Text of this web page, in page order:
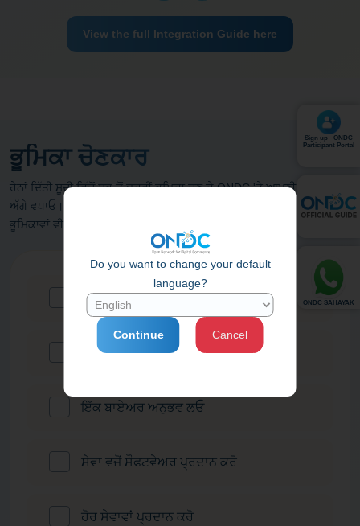
Do you want to change your default
language?
Continue Cancel
View the full Integration Guide here
ਭੂਮਿਕਾ ਚੋਣਕਾਰ
ਹੇਠਾਂ ਦਿੱਤੀ ਸੂਚੀ ਵਿੱਚੋਂ ਸਭ ਤੋਂ ਢੁਕਵੀਂ ਭੂਮਿਕਾ ਚੁਣ ਕੇ ONDC 'ਤੇ ਆਪਣੀ ਯਾਤਰਾ ਨੂੰ
ਅੱਗੇ ਵਧਾਓ। ਤੁਸੀਂ ਆਪਣੀਆਂ ਯੋਗਤਾਵਾਂ, ਪੇਸ਼ਕਸ਼ਾਂ ਅਤੇ ਇੱਛਾ ਦੇ ਆਧਾਰ 'ਤੇ ਕਈ
ਭੂਮਿਕਾਵਾਂ ਵੀ ਨਿਭਾ ਸਕਦੇ ਹੋ।
ONDC 'ਤੇ ਵੇਚੋ
ਇੱਕ ਸੈੱਲਰ ਅਨੁਭਵ ਲਓ
ਇੱਕ ਬਾਏਅਰ ਅਨੁਭਵ ਲਓ
ਸੇਵਾ ਵਜੋਂ ਸੌਫਟਵੇਅਰ ਪ੍ਰਦਾਨ ਕਰੋ
ਹੋਰ ਸੇਵਾਵਾਂ ਪ੍ਰਦਾਨ ਕਰੋ
Sign up - ONDC
Participant Portal
ONDC SAHAYAK